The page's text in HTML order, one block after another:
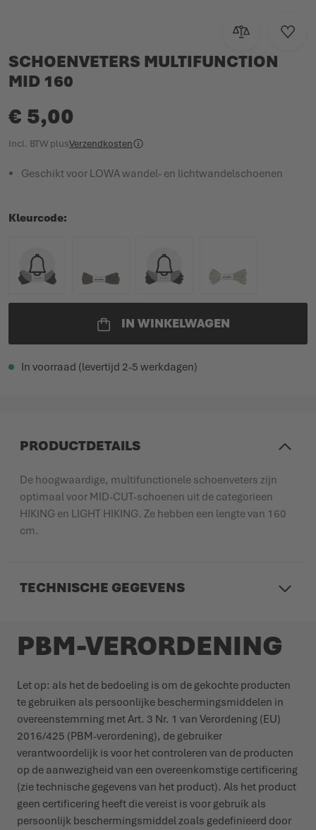
Toevoegen om
Voeg
SCHOENVETERS MULTIFUNCTION
MID 160
€ 5,00
Incl. BTW plusVerzendkosten
Geschikt voor LOWA wandel- en lichtwandelschoenen
Kleurcode
IN WINKELWAGEN
In voorraad (levertijd 2-5 werkdagen)
PRODUCTDETAILS
De hoogwaardige, multifunctionele schoenveters zijn
optimaal voor MID-CUT-schoenen uit de categorieen
HIKING en LIGHT HIKING. Ze hebben een lengte van 160
cm.
TECHNISCHE GEGEVENS
PBM-VERORDENING
Let op: als het de bedoeling is om de gekochte producten
te gebruiken als persoonlijke beschermingsmiddelen in
overeenstemming met Art. 3 Nr. 1 van Verordening (EU)
2016/425 (PBM-verordening), de gebruiker
verantwoordelijk is voor het controleren van de producten
op de aanwezigheid van een overeenkomstige certificering
(zie technische gegevens van het product). Als het product
geen certificering heeft die vereist is voor gebruik als
persoonlijk beschermingsmiddel zoals gedefinieerd door